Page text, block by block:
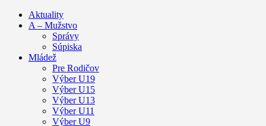
Aktuality
A – Mužstvo
Správy
Súpiska
Mládež
Pre Rodičov
Výber U19
Výber U15
Výber U13
Výber U11
Výber U9